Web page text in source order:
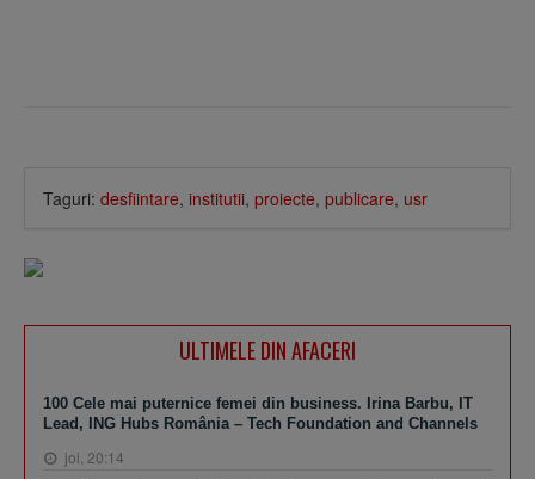
Taguri: desfiintare, institutii, proiecte, publicare, usr
ULTIMELE DIN AFACERI
100 Cele mai puternice femei din business. Irina Barbu, IT
Lead, ING Hubs România – Tech Foundation and Channels
joi, 20:14